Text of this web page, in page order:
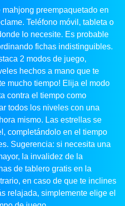
preempaquetado en
Teléfono móvil, tableta o
lo necesite. Es probable
fichas indistinguibles.
2 modos de juego,
hechos a mano que te
mucho tiempo! Elija el modo
contra el tiempo como
todos los niveles con una
mismo. Las estrellas se
completándolo en el tiempo
Sugerencia: si necesita una
la invalidez de la
de tablero gratis en la
en caso de que te inclines
relajada, simplemente elige el